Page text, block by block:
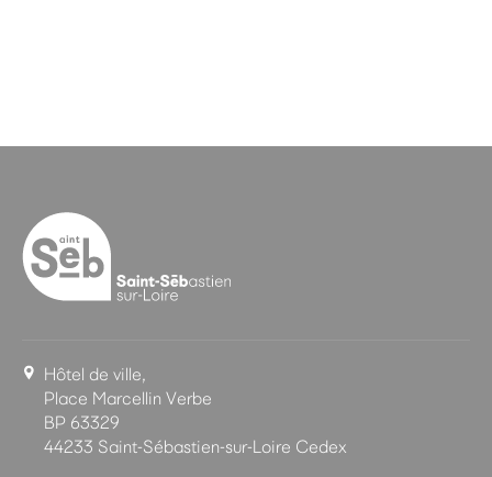
Hôtel de ville,
Place Marcellin Verbe
BP 63329
44233 Saint-Sébastien-sur-Loire Cedex